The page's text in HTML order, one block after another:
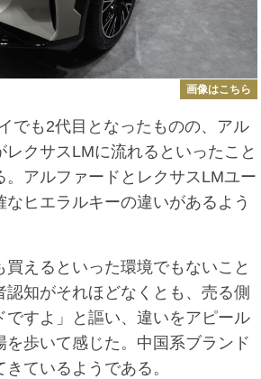
画像はこちら
でも2代目となったものの、アル
レクサスLMに流れるといったこと
。アルファードとレクサスLMユー
ヒエラルキーの違いがあるよう
えるといった環境でもないこと
認知がそれほどなくとも、売る側
ですよ」と謳い、違いをアピール
を歩いて感じた。中国系ブランド
ているようである。